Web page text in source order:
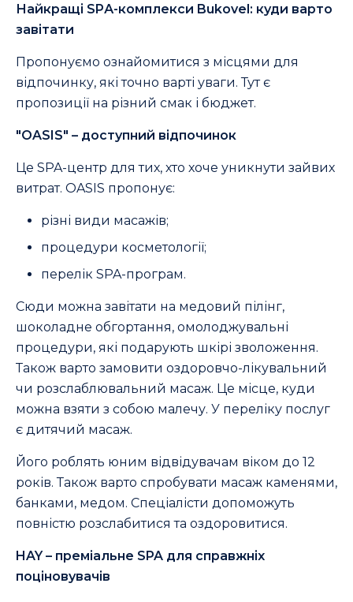
Найкращі SPА-комплекси Bukovel: куди варто
завітати
Пропонуємо ознайомитися з місцями для
відпочинку, які точно варті уваги. Тут є
пропозиції на різний смак і бюджет.
"OASIS" – доступний відпочинок
Це SPA-центр для тих, хто хоче уникнути зайвих
витрат. OASIS пропонує:
різні види масажів;
процедури косметології;
перелік SPA-програм.
Сюди можна завітати на медовий пілінг,
шоколадне обгортання, омолоджувальні
процедури, які подарують шкірі зволоження.
Також варто замовити оздоровчо-лікувальний
чи розслаблювальний масаж. Це місце, куди
можна взяти з собою малечу. У переліку послуг
є дитячий масаж.
Його роблять юним відвідувачам віком до 12
років. Також варто спробувати масаж каменями,
банками, медом. Спеціалісти допоможуть
повністю розслабитися та оздоровитися.
HAY – преміальне SPA для справжніх
поціновувачів